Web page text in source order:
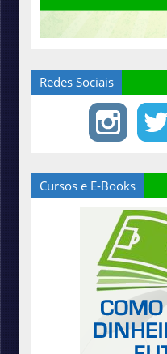
Redes Sociais
Cursos e E-Books